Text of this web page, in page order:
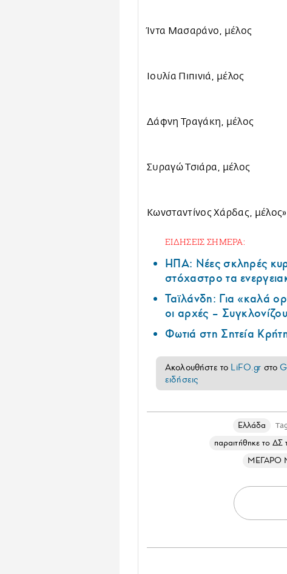
Ίντα Μασαράνο, μέλος
Ιουλία Πιπινιά, μέλος
Δάφνη Τραγάκη, μέλος
Συραγώ Τσιάρα, μέλος
Κωνσταντίνος Χάρδας,
ΕΙΔΗΣΕΙΣ ΣΗΜΕΡΑ:
ΗΠΑ: Nέες σκληρές
στόχαστρο τα
Ταϊλάνδη: Για «καλά
οι αρχές –
Φωτιά στη Σητεία
Ακολουθήστε το LiFO.gr στο
ειδήσεις
Ελλάδα
παραιτήθηκε το
ΜΕΓΑΡΟ